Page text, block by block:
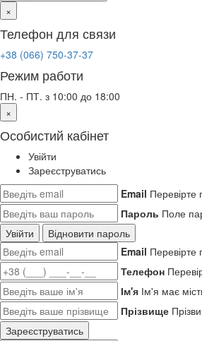
×
Телефон для связи
+38 (066) 750-37-37
Режим работи
ПН. - ПТ. з 10:00 до 18:00
×
Особистий кабінет
Увійти
Зареєструватись
Email Перевірте
Пароль Поле
Увійти
Відновити пароль
Email Перевірте
Телефон
Ім'я Ім'я має
Прізвище
Зареєструватись